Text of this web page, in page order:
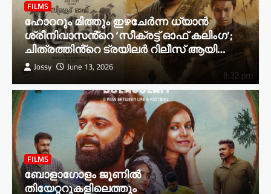
FILMS
ഹോററും മിത്തും ഇഴചേർന്ന ധ്യാൻ
ശ്രീനിവാസൻ്റെ ‘സീക്രട്ട് ഓഫ് കലിംഗ’;
ചിത്രത്തിൻ്റെ ട്രയിലർ റിലീസ് ആയി…
Jossy June 13, 2026
FILMS
ബോളാഗോളം ജൂണിൽ
തിയേറ്ററുകളിലെത്തും
അനുസ്മരണവും ഗാനസ്മൃതിയും
സംഘടിപ്പിക്കുന്നു
Jossy July 13, 2026